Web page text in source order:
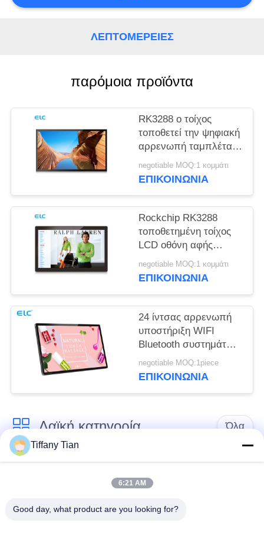
ΜΥΣΤΙΚΌΤΗΤΑΣ
ΛΕΠΤΟΜΈΡΕΙΕΣ
παρόμοια προϊόντα
RK3288 ο τοίχος
τοποθετεί την ψηφιακή
αρρενωπή ταμπλέτα
υποστήριξης σημείου
εισόδου συστημάτων
negotiable MOQ:1 κομμάτι
ΕΠΙΚΟΙΝΩΝΙΑ
Rockchip RK3288
τοποθετημένη τοίχος
LCD οθόνη αφής
επιτροπής χωρητική
αρρενωπά 8,1
negotiable MOQ:1 κομμάτι
ΕΠΙΚΟΙΝΩΝΙΑ
24 ίντσας αρρενωπή
υποστήριξη WIFI
Bluetooth συστημάτων
σηματοδότησης
ταμπλετών ψηφιακή
negotiable MOQ:1piece
ΕΠΙΚΟΙΝΩΝΙΑ
Λαϊκή κατηγορία Όλα
Λύσεις οθόνης
εστιατορίων
Σημειώσεις οθόνης
Tiffany Tian
6:21 AM
Good day, what product are you looking for?